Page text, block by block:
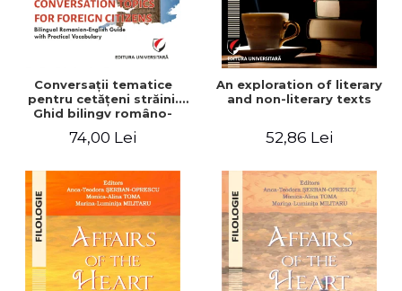
Conversaţii tematice
pentru cetăţeni străini.
Ghid bilingv româno-
practic/Conversation
Bilingual Romanian-English
guide with practical
vocabulary
74,00 Lei
An exploration of literary
and non-literary texts
52,86 Lei